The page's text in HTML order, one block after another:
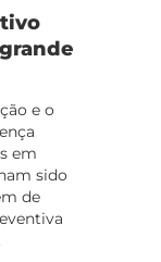
e o
em
sido
de